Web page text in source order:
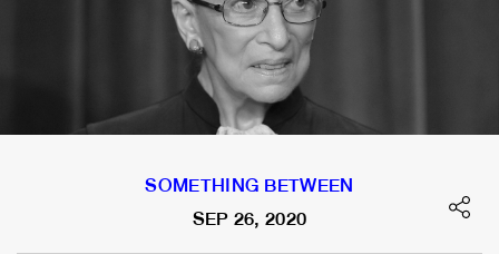
SOMETHING BETWEEN
SEP 26, 2020